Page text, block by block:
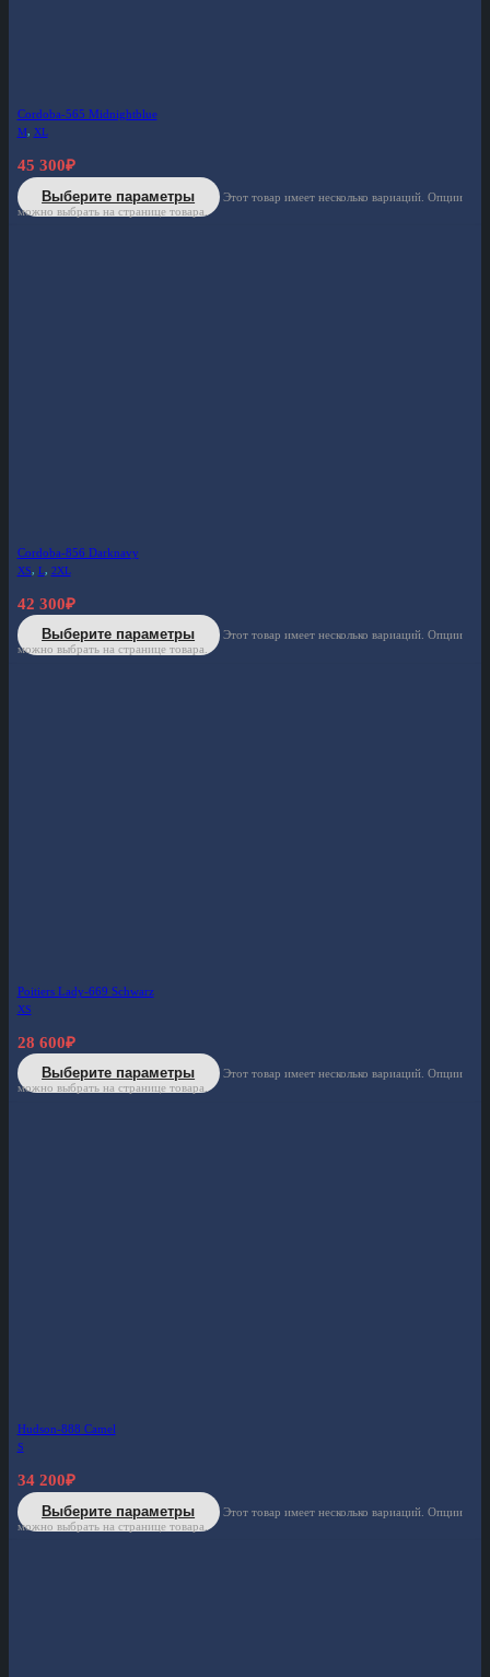
Cordoba-565 Midnightblue
M, XL
45 300₽
Выберите параметры
Этот товар имеет несколько вариаций. Опции
можно выбрать на странице товара.
Cordoba-856 Darknavy
XS, L, 2XL
42 300₽
Выберите параметры
Этот товар имеет несколько вариаций. Опции
можно выбрать на странице товара.
Poitiers Lady-669 Schwarz
XS
28 600₽
Выберите параметры
Этот товар имеет несколько вариаций. Опции
можно выбрать на странице товара.
Hudson-888 Camel
S
34 200₽
Выберите параметры
Этот товар имеет несколько вариаций. Опции
можно выбрать на странице товара.